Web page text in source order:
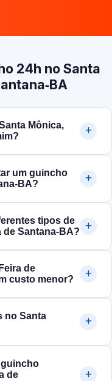
24h no Santa
Mônica,
um guincho
tipos de
Santana‑BA?
de
custo menor?
no Santa
de